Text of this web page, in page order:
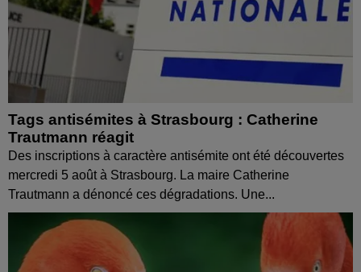
Tags antisémites à Strasbourg : Catherine
Trautmann réagit
Des inscriptions à caractère antisémite ont été découvertes
mercredi 5 août à Strasbourg. La maire Catherine
Trautmann a dénoncé ces dégradations. Une...